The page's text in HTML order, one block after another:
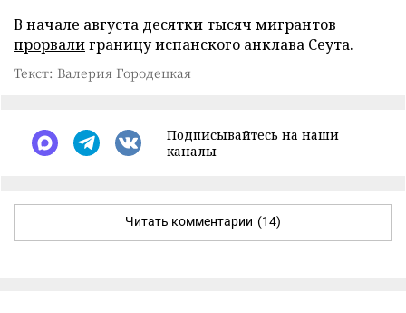
В начале августа десятки тысяч мигрантов
прорвалиграницу испанского анклава Сеута.
Текст: Валерия Городецкая
Подписывайтесь на наши
каналы
Читать комментарии (14)